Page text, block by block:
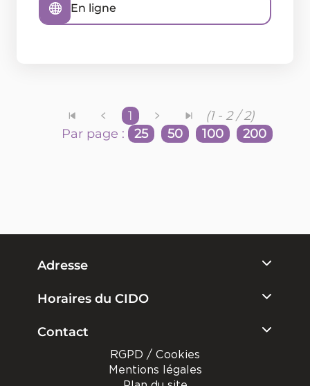
En ligne
1
(1 - 2 / 2)
Par page :
25 50 100 200
Adresse
Horaires du CIDO
Contact
RGPD / Cookies
Mentions légales